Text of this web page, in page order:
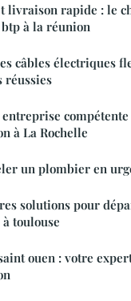
livraison rapide : le
à la réunion
câbles électriques
réussies
à La Rochelle
un plombier en
solutions pour
toulouse
ouen : votre